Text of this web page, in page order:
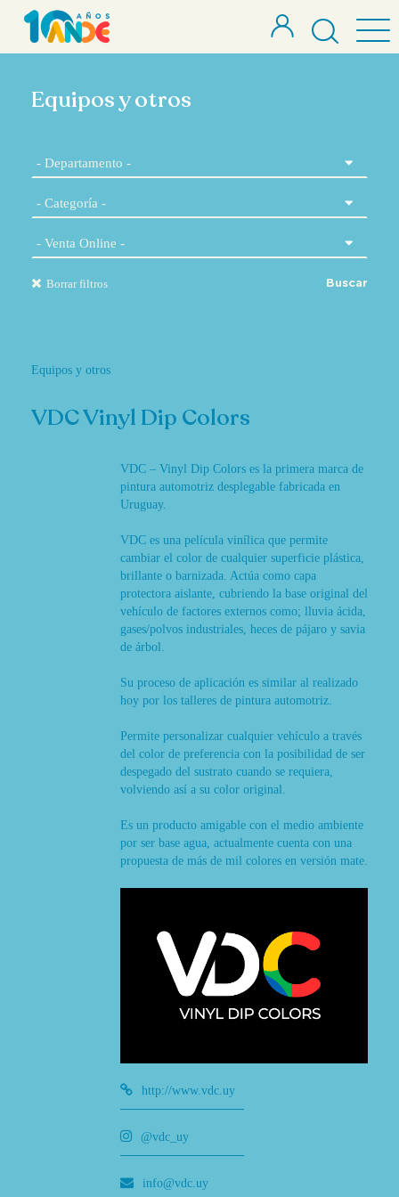
Equipos y otros
Borrar filtros Buscar
Equipos y otros
VDC Vinyl Dip Colors
VDC – Vinyl Dip Colors es la primera marca de
pintura automotriz desplegable fabricada en
Uruguay.
VDC es una película vinílica que permite
cambiar el color de cualquier superficie plástica,
brillante o barnizada. Actúa como capa
protectora aislante, cubriendo la base original del
vehículo de factores externos como; lluvia ácida,
gases/polvos industriales, heces de pájaro y savia
de árbol.
Su proceso de aplicación es similar al realizado
hoy por los talleres de pintura automotriz.
Permite personalizar cualquier vehículo a través
del color de preferencia con la posibilidad de ser
despegado del sustrato cuando se requiera,
volviendo así a su color original.
Es un producto amigable con el medio ambiente
por ser base agua, actualmente cuenta con una
propuesta de más de mil colores en versión mate.
http://www.vdc.uy
@vdc_uy
info@vdc.uy